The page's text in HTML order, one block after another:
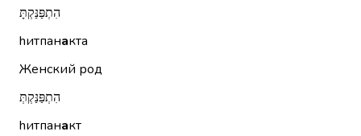
הִתְפַּנַּקְתָּ
hитпанакта
Женский род
הִתְפַּנַּקְתְּ
hитпанакт